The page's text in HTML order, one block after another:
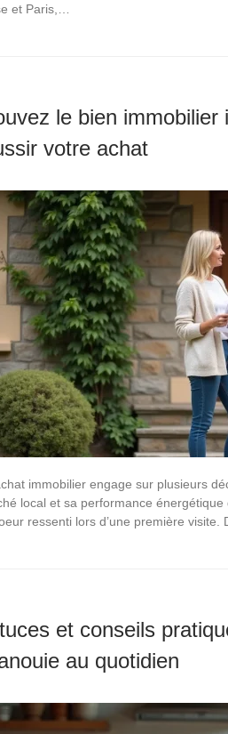
et Paris,…
le bien
votre achat
immobilier engage sur plusieurs
local et sa performance
ressenti lors d’une première visite.
et conseils
au quotidien